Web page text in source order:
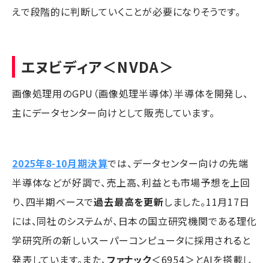
えで段階的に判断していくことが必要になりそうです。
エヌビディア＜NVDA＞
画像処理用のGPU（画像処理半導体）半導体を開発し、
主にデータセンター向けとして販売しています。
2025年8-10月期決算では、データセンター向けの先端
半導体などが好調で、売上高、利益とも市場予想を上回
り、四半期ベースで過去最高を更新しました。11月17日
には、同社のシステムが、日本の国立研究機関である理化
学研究所の新しいスーパーコンピュータに採用されると
発表しています。また、ファナック＜6954＞とAIを搭載し